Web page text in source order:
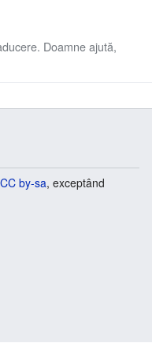
Doamne ajută,
by-sa, exceptând